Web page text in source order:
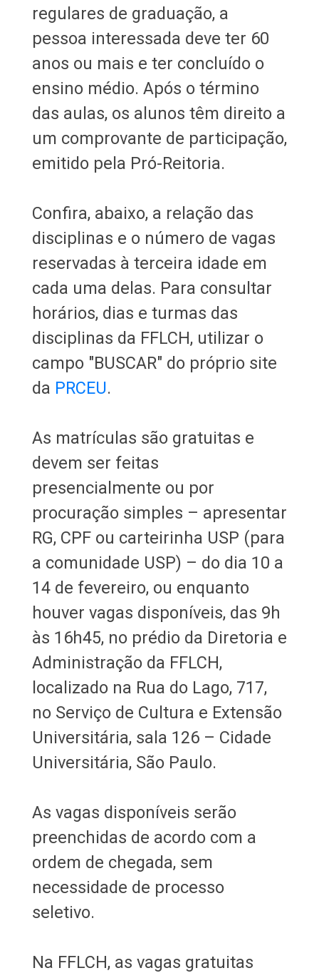
regulares de graduação, a
pessoa interessada deve ter 60
anos ou mais e ter concluído o
ensino médio. Após o término
das aulas, os alunos têm direito a
um comprovante de participação,
emitido pela Pró-Reitoria.
Confira, abaixo, a relação das
disciplinas e o número de vagas
reservadas à terceira idade em
cada uma delas. Para consultar
horários, dias e turmas das
disciplinas da FFLCH, utilizar o
campo "BUSCAR" do próprio site
da PRCEU.
As matrículas são gratuitas e
devem ser feitas
presencialmente ou por
procuração simples – apresentar
RG, CPF ou carteirinha USP (para
a comunidade USP) – do dia 10 a
14 de fevereiro, ou enquanto
houver vagas disponíveis, das 9h
às 16h45, no prédio da Diretoria e
Administração da FFLCH,
localizado na Rua do Lago, 717,
no Serviço de Cultura e Extensão
Universitária, sala 126 – Cidade
Universitária, São Paulo.
As vagas disponíveis serão
preenchidas de acordo com a
ordem de chegada, sem
necessidade de processo
seletivo.
Na FFLCH, as vagas gratuitas